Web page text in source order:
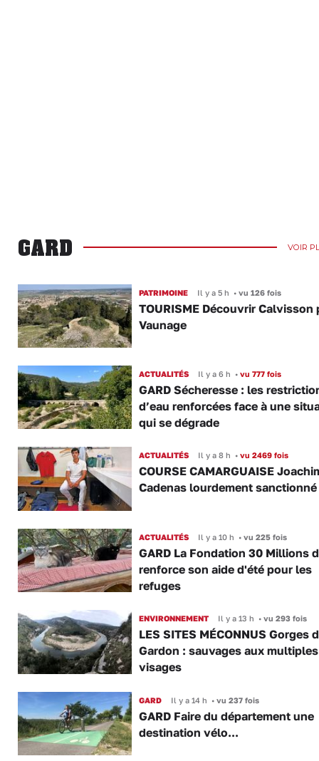
GARD VOIR
PATRIMOINE Il y a 5 h •vu 126 fois
TOURISME Découvrir Calvisson
Vaunage
ACTUALITÉS Il y a 6 h •vu 777 fois
GARD Sécheresse : les
d’eau renforcées face à une
qui se dégrade
ACTUALITÉS Il y a 8 h •vu 2469 fois
COURSE CAMARGUAISE
Cadenas lourdement sanctionné
ACTUALITÉS Il y a 10 h •vu 225 fois
GARD La Fondation 30 Millions
renforce son aide d'été pour les
refuges
ENVIRONNEMENT Il y a 13 h •vu 293 fois
LES SITES MÉCONNUS Gorges
Gardon : sauvages aux multiples
visages
GARD Il y a 14 h •vu 237 fois
GARD Faire du département une
destination vélo...